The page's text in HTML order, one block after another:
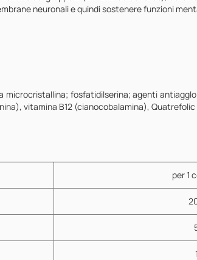
neuronali e quindi sostenere funzioni
fosfatidilserina; agenti
vitamina B12 (cianocobalamina),
per 1